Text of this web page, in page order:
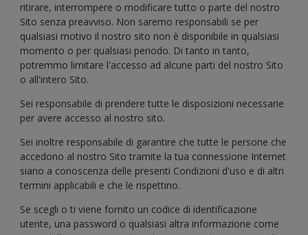
ritirare, interrompere o modificare tutto o parte del nostro
Sito senza preavviso. Non saremo responsabili se per
qualsiasi motivo il nostro sito non è disponibile in qualsiasi
momento o per qualsiasi periodo. Di tanto in tanto,
potremmo limitare l'accesso ad alcune parti del nostro Sito
o all'intero Sito.
Sei responsabile di prendere tutte le disposizioni necessarie
per avere accesso al nostro sito.
Sei inoltre responsabile di garantire che tutte le persone che
accedono al nostro Sito tramite la tua connessione Internet
siano a conoscenza delle presenti Condizioni d'uso e di altri
termini applicabili e che le rispettino.
Se scegli o ti viene fornito un codice di identificazione
utente, una password o qualsiasi altra informazione come